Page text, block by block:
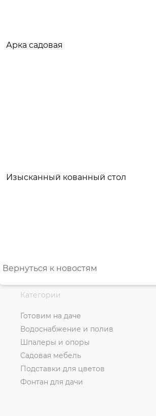
Арка садовая
Изысканный кованный стол
Вернуться к новостям
Категории
Готовим на даче
Водоснабжение и полив
Шпалеры и опоры
Садовая мебель
Подставки для цветов
Фонтан для дачи